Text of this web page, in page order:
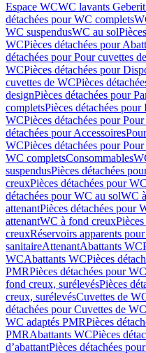
Espace WCWC lavants
détachées pour WC complets
WC suspendusWC au sol
WCPièces détachées pour
détachées pour Pour cuvettes
WCPièces détachées pour
cuvettes de WCPièces
designPièces détachées pour
completsPièces détachées
WCPièces détachées pour
détachées pour Accessoires
WCPièces détachées pour
WC completsConsommables
suspendusPièces détachées
creuxPièces détachées pour
détachées pour WC au solWC
attenantPièces détachées pour
attenantWC à fond creux
creuxRéservoirs apparents
sanitaireAttenantAbattants WC
WCAbattants WCPièces
PMRPièces détachées pour
fond creux, surélevésPièces
creux, surélevésCuvettes de
détachées pour Cuvettes de
WC adaptés PMRPièces
PMRAbattants WCPièces
d’abattantPièces détachées